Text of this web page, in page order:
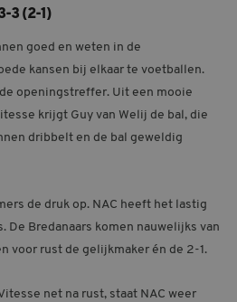
3 (2-1)
goed en weten in de
kansen bij elkaar te voetballen.
openingstreffer. Uit een mooie
krijgt Guy van Welij de bal, die
dribbelt en de bal geweldig
de druk op. NAC heeft het lastig
De Bredanaars komen nauwelijks van
voor rust de gelijkmaker én de 2-1.
net na rust, staat NAC weer